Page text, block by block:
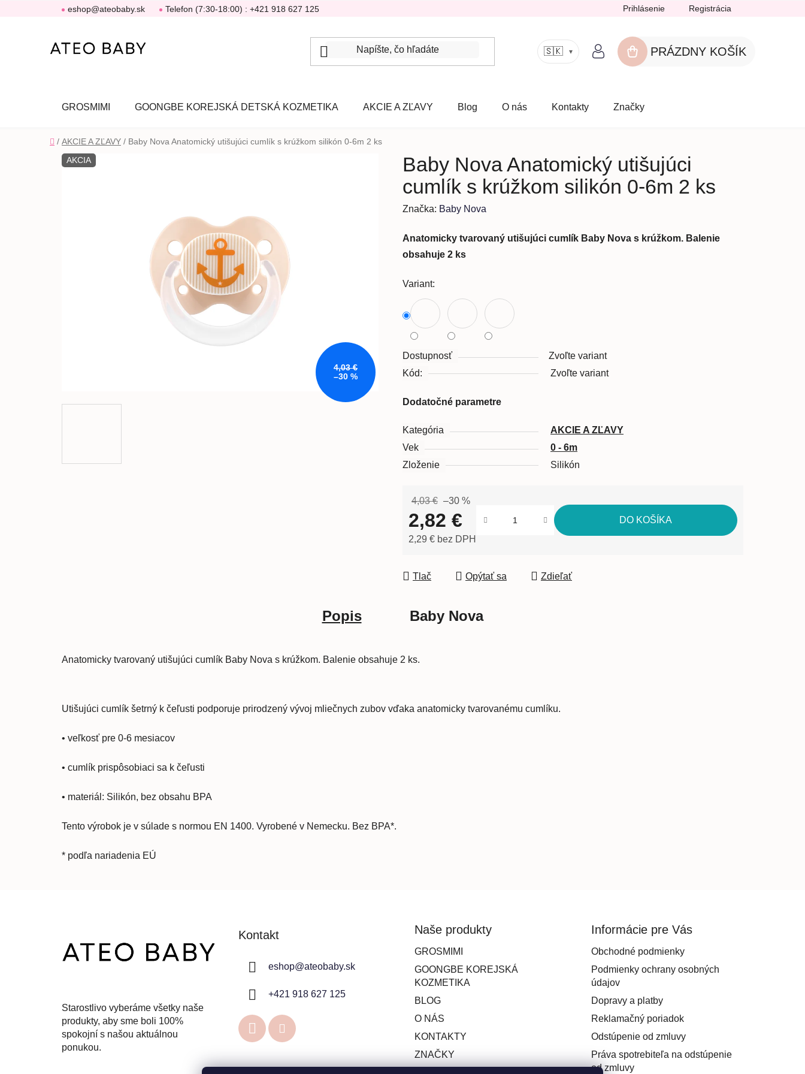
eshop@ateobaby.sk Telefon (7:30-18:00) : +421 918 627 125 Prihlásenie Registrácia
🇸🇰 ▾
NÁKUPNÝ
PRÁZDNY KOŠÍK
GROSMIMI GOONGBE KOREJSKÁ DETSKÁ KOZMETIKA AKCIE A ZĽAVY Blog O nás Kontakty Značky
Domov
/ AKCIE A ZĽAVY / Baby Nova Anatomický utišujúci cumlík s krúžkom silikón 0-6m 2 ks
Baby Nova Anatomický utišujúci
cumlík s krúžkom silikón 0-6m 2 ks
Značka: Baby Nova
Anatomicky tvarovaný utišujúci cumlík Baby Nova s krúžkom. Balenie
obsahuje 2 ks
Variant:
Dostupnosť
Zvoľte variant
Kód:
Zvoľte variant
Dodatočné parametre
Kategória
AKCIE A ZĽAVY
Vek
0 - 6m
Zloženie
Silikón
4,03 € –30 %
2,82 €
2,29 € bez DPH
DO KOŠÍKA
Tlač Opýtať sa Zdieľať
AKCIA
4,03 €
–30 %
Popis Baby Nova
Anatomicky tvarovaný utišujúci cumlík Baby Nova s krúžkom. Balenie obsahuje 2 ks.
Utišujúci cumlík šetrný k čeľusti podporuje prirodzený vývoj mliečnych zubov vďaka anatomicky tvarovanému cumlíku.
• veľkosť pre 0-6 mesiacov
• cumlík prispôsobiaci sa k čeľusti
• materiál: Silikón, bez obsahu BPA
Tento výrobok je v súlade s normou EN 1400. Vyrobené v Nemecku. Bez BPA*.
* podľa nariadenia EÚ
Starostlivo vyberáme všetky naše
produkty, aby sme boli 100%
spokojní s našou aktuálnou
ponukou.
Kontakt
eshop@ateobaby.sk
+421 918 627 125
Naše produkty
GROSMIMI
GOONGBE KOREJSKÁ
KOZMETIKA
BLOG
O NÁS
KONTAKTY
ZNAČKY
Informácie pre Vás
Obchodné podmienky
Podmienky ochrany osobných
údajov
Dopravy a platby
Reklamačný poriadok
Odstúpenie od zmluvy
Práva spotrebiteľa na odstúpenie
od zmluvy